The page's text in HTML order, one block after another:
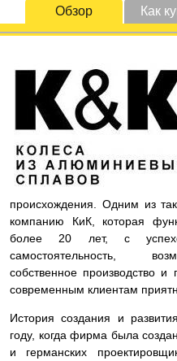
Обзор Как
происхождения. Одним из
компанию КиК, которая
более 20 лет, с
самостоятельность,
собственное производство
современным клиентам
История создания и
году, когда фирма была
и германских